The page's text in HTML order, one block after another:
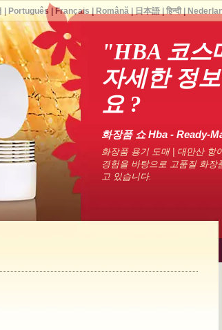
"HBA 코스
자세한 정
요 ?
화장품 쇼 Hba - Ready-
화장품 용기 도매 | 대만산 항
경험을 바탕으로 고품질 화
고 있습니다.
Português Français Română| 日本語| हिन्दी|